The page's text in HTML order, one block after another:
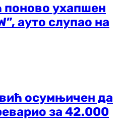
ухапшен
ауто слупао на
осумњичен да
за 42.000